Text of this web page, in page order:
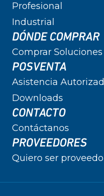
Profesional
Industrial
DÓNDE COMPRAR
Comprar
POSVENTA
Asistencia
Downloads
CONTACTO
Contáctanos
PROVEEDORES
Quiero ser